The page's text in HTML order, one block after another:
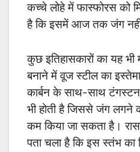
कच्चे लोहे में फास्फोरस को
है कि इसमें आज तक जंग नहीं
कुछ इतिहासकारों का यह भी
बनाने में वूज स्टील का
कार्बन के साथ-साथ
भी होती है जिससे जंग लगने
कम किया जा सकता है।
पता चला है कि इस स्तंभ का